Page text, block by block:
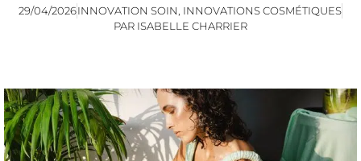
29/04/2026INNOVATION SOIN INNOVATIONS COSMÉTIQUES
PAR ISABELLE CHARRIER